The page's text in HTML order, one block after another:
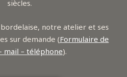
siècles.
notre atelier et ses
sur demande (Formulaire de
mail – téléphone).